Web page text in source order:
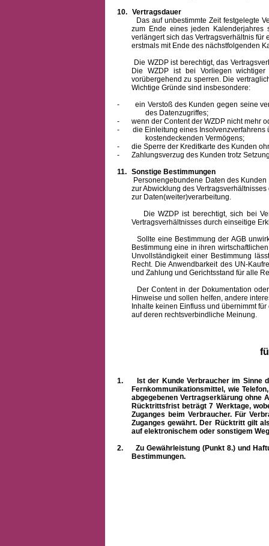
10. Vertragsdauer
Das auf unbestimmte Zeit festgelegte
zum Ende eines jeden Kalenderjahres
verlängert sich das Vertragsverhältnis
erstmals mit Ende des nächstfolgenden
Die WZDP ist berechtigt, das
Die WZDP ist bei Vorliegen
vorübergehend zu sperren. Die
Wichtige Gründe sind insbesondere:
-
ein Verstoß des Kunden gegen seine
des Datenzugriffes;
-
wenn der Content der WZDP nicht mehr
-
die Einleitung eines
kostendeckenden Vermögens;
-
die Sperre der Kreditkarte des Kunden
-
Zahlungsverzug des Kunden trotz
11. Sonstige Bestimmungen
Personengebundene Daten des Kunden
zur Abwicklung des
zur Daten(weiter)verarbeitung.
Die WZDP ist berechtigt, sich bei
Vertragsverhältnisses durch einseitige
Sollte eine Bestimmung der AGB
Bestimmung eine in ihren
Unvollständigkeit einer Bestimmung
Recht. Die Anwendbarkeit des UN-
und Zahlung und Gerichtsstand für alle
Der Content in der Dokumentation oder
Hinweise und sollen helfen, andere
Inhalte keinen Einfluss und übernimmt
auf deren rechtsverbindliche Meinung.
1.
Ist der Kunde Verbraucher im Sinne
Fernkommunikationsmittel, wie
abgegebenen Vertragserklärung ohne
Rücktrittsfrist beträgt 7 Werktage,
Zuganges beim Verbraucher. Für
Zuganges gewährt. Der Rücktritt gilt
auf elektronischem oder sonstigem
2.
Zu Gewährleistung (Punkt 8.) und
Bestimmungen.